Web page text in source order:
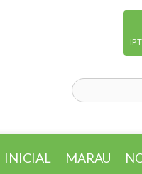
INICIAL MARAU